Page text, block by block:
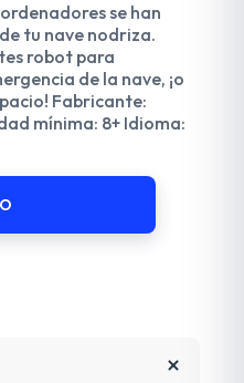
se han
tu nave nodriza.
robot para
de la nave, ¡o
Fabricante:
mínima: 8+ Idioma: